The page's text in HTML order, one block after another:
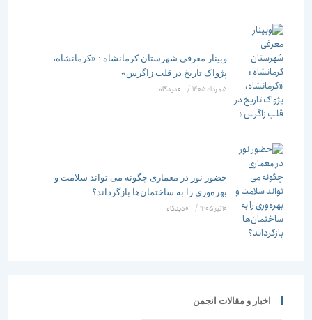
وبینار معرفی شهرستان کرمانشاه : «کرمانشاه،
پژواک تاریخ در قلب زاگرس»
5 مرداد 1405 / ۰ دیدگاه
حضور نور در معماری چگونه می تواند سلامت و
بهره‌وری را به ساختمان‌ها بازگرداند؟
10 تیر 1405 / ۰ دیدگاه
اخبار و مقالات انجمن